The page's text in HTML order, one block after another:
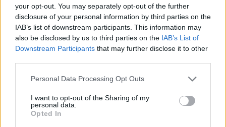
your opt-out. You may separately opt-out of the further
disclosure of your personal information by third parties on the
IAB’s list of downstream participants. This information may
also be disclosed by us to third parties on the IAB’s List of
Downstream Participants that may further disclose it to other
Please note that this website/app uses one or more Google
not limited to your visit or usage behaviour. You may click to
grant or deny consent to Google and its third-party tags to
use your data for below specified purposes in below Google
Personal Data Processing Opt Outs
I want to opt-out of the Sharing of my
personal data.
Opted In
AUTORE
AiAdhubMedia